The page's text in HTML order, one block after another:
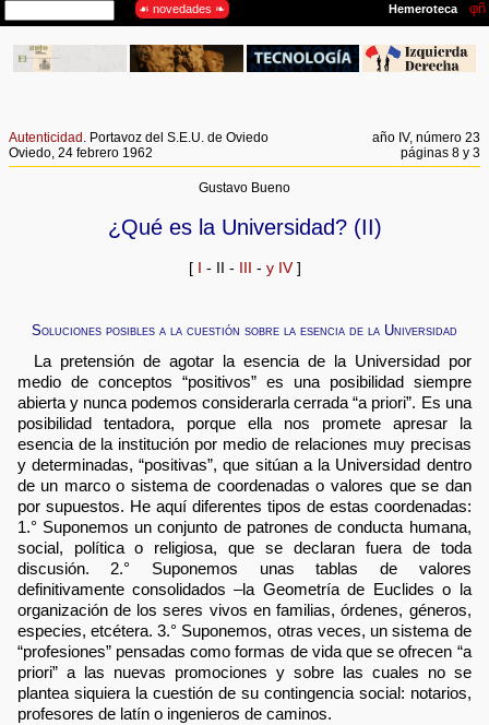
Autenticidad . Portavoz del S.E.U. de Oviedo
Oviedo, 24 febrero 1962
año IV, número 23
páginas 8 y 3
Gustavo Bueno
¿Qué es la Universidad? (II)
[ - II - - y IV]
Soluciones posibles a la cuestión sobre la esencia de la Universidad
La pretensión de agotar la esencia de la Universidad por
medio de conceptos “positivos” es una posibilidad siempre
abierta y nunca podemos considerarla cerrada “a priori”. Es una
posibilidad tentadora, porque ella nos promete apresar la
esencia de la institución por medio de relaciones muy precisas
y determinadas, “positivas”, que sitúan a la Universidad dentro
de un marco o sistema de coordenadas o valores que se dan
por supuestos. He aquí diferentes tipos de estas coordenadas:
1.° Suponemos un conjunto de patrones de conducta humana,
social, política o religiosa, que se declaran fuera de toda
discusión. 2.° Suponemos unas tablas de valores
definitivamente consolidados –la Geometría de Euclides o la
organización de los seres vivos en familias, órdenes, géneros,
especies, etcétera. 3.° Suponemos, otras veces, un sistema de
“profesiones” pensadas como formas de vida que se ofrecen “a
priori” a las nuevas promociones y sobre las cuales no se
plantea siquiera la cuestión de su contingencia social: notarios,
profesores de latín o ingenieros de caminos.